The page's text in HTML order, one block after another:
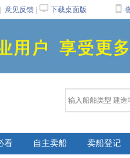
意见反馈 󰂙 下载桌面版 
看 自主卖船 卖船登记